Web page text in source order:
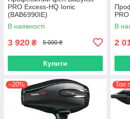
PRO Excess-HQ Ionic
(BAB6990IE)
В наявності
3 920 ₴ 5 000 ₴
Купити
В
2
–20% Топ